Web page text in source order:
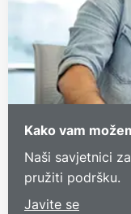
Kako vam
Naši savjetnici
pružiti podršku.
Javite se